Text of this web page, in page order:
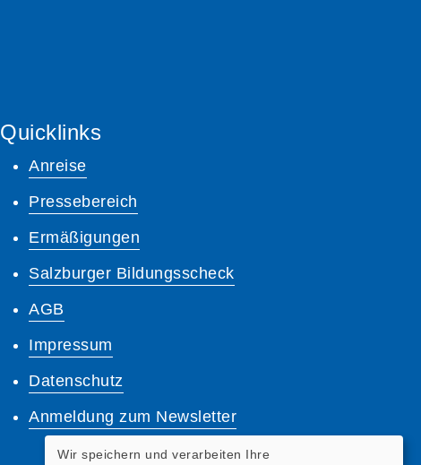
Quicklinks
Anreise
Pressebereich
Ermäßigungen
Salzburger Bildungsscheck
AGB
Impressum
Datenschutz
Anmeldung zum Newsletter
Wir speichern und verarbeiten Ihre